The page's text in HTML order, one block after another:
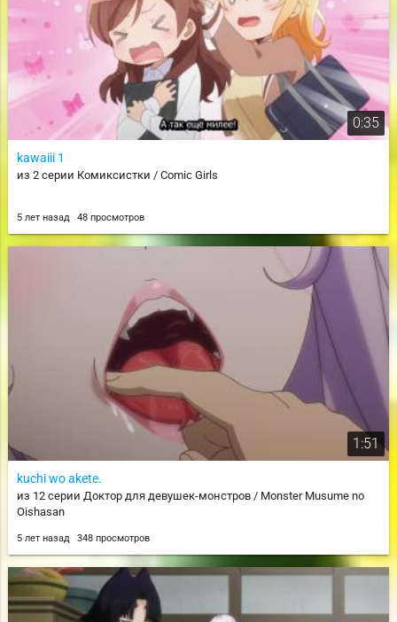
0:35
kawaiii 1
из 2 серии Комиксистки / Comic Girls
5 лет назад 48 просмотров
1:51
kuchi wo akete.
из 12 серии Доктор для девушек-монстров / Monster Musume no
Oishasan
5 лет назад 348 просмотров